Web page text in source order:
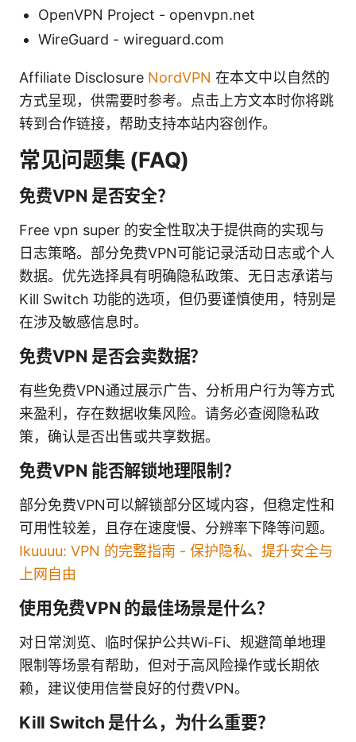
OpenVPN Project - openvpn.net
WireGuard - wireguard.com
Affiliate Disclosure NordVPN 在本文中以自然的
方式呈现，供需要时参考。点击上方文本时你将跳
转到合作链接，帮助支持本站内容创作。
常见问题集 (FAQ)
免费VPN 是否安全？
Free vpn super 的安全性取决于提供商的实现与
日志策略。部分免费VPN可能记录活动日志或个人
数据。优先选择具有明确隐私政策、无日志承诺与
Kill Switch 功能的选项，但仍要谨慎使用，特别是
在涉及敏感信息时。
免费VPN 是否会卖数据？
有些免费VPN通过展示广告、分析用户行为等方式
来盈利，存在数据收集风险。请务必查阅隐私政
策，确认是否出售或共享数据。
免费VPN 能否解锁地理限制？
部分免费VPN可以解锁部分区域内容，但稳定性和
可用性较差，且存在速度慢、分辨率下降等问题。
Ikuuuu: VPN 的完整指南 - 保护隐私、提升安全与
上网自由
使用免费VPN 的最佳场景是什么？
对日常浏览、临时保护公共Wi-Fi、规避简单地理
限制等场景有帮助，但对于高风险操作或长期依
赖，建议使用信誉良好的付费VPN。
Kill Switch 是什么，为什么重要？